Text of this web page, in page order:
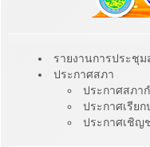
รายงานการประชุม
ประกาศสภา
ประกาศสภา
ประกาศเรีย
ประกาศเชิญ